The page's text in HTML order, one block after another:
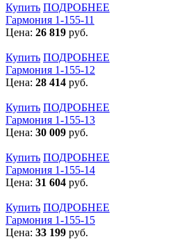
Купить ПОДРОБНЕЕ
Гармония 1-155-11
Цена: 26 819 руб.
Купить ПОДРОБНЕЕ
Гармония 1-155-12
Цена: 28 414 руб.
Купить ПОДРОБНЕЕ
Гармония 1-155-13
Цена: 30 009 руб.
Купить ПОДРОБНЕЕ
Гармония 1-155-14
Цена: 31 604 руб.
Купить ПОДРОБНЕЕ
Гармония 1-155-15
Цена: 33 199 руб.